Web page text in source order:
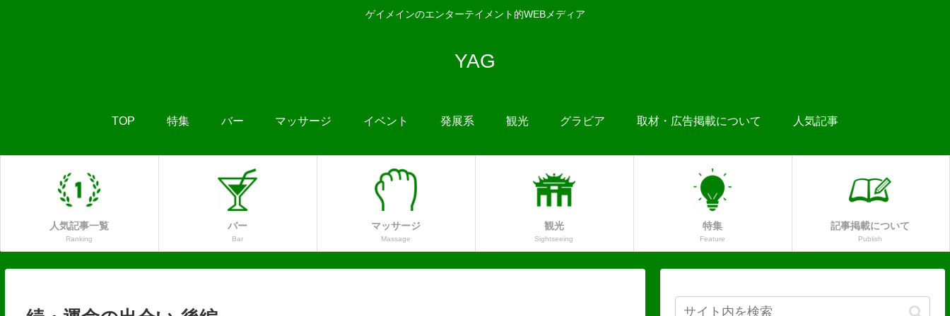
ゲイメインのエンターテイメント的WEBメディア
YAG
TOP 特集 バー マッサージ イベント 発展系 観光 グラビア 取材・広告掲載について 人気記事
人気記事一覧
Ranking
バー
Bar
マッサージ
Massage
観光
Sightseeing
特集
Feature
記事掲載について
Publish